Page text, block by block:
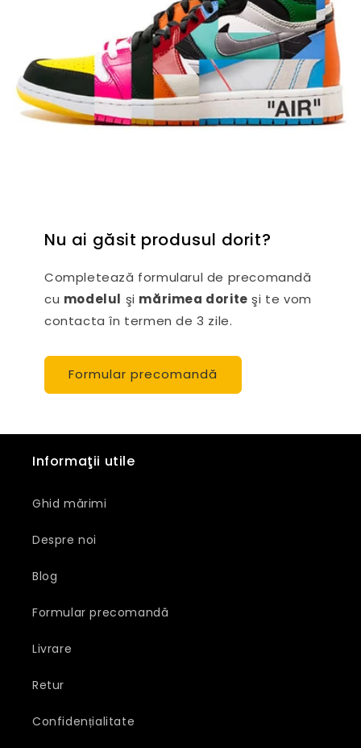
Nu ai găsit produsul dorit?
Completează formularul de precomandă
cu modelul şi mărimea dorite şi te vom
contacta în termen de 3 zile.
Formular precomandă
Informaţii utile
Ghid mărimi
Despre noi
Blog
Formular precomandă
Livrare
Retur
Confidențialitate